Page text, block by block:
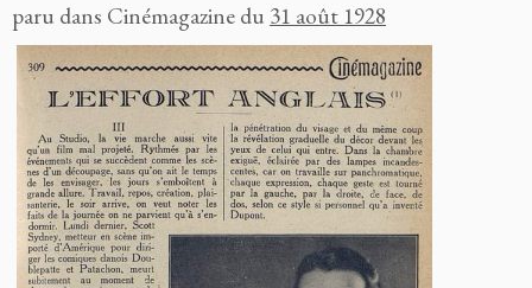
paru dans Cinémagazine du 31 août 1928